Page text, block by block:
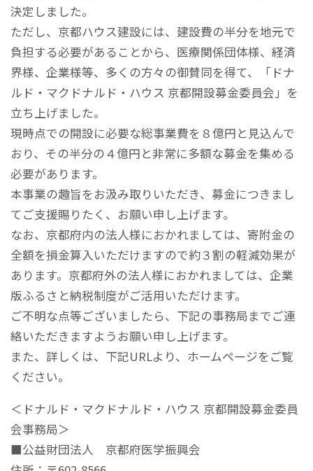
決定しました。
ただし、京都ハウス建設には、建設費の半分を地元で
負担する必要があることから、医療関係団体様、経済
界様、企業様等、多くの方々の御賛同を得て、「ドナ
ルド・マクドナルド・ハウス 京都開設募金委員会」を
立ち上げました。
現時点での開設に必要な総事業費を８億円と見込んで
おり、その半分の４億円と非常に多額な募金を集める
必要があります。
本事業の趣旨をお汲み取りいただき、募金につきまし
てご支援賜りたく、お願い申し上げます。
なお、京都府内の法人様におかれましては、寄附金の
全額を損金算入いただけますので約３割の軽減効果が
あります。京都府外の法人様におかれましては、企業
版ふるさと納税制度がご活用いただけます。
ご不明な点等ございましたら、下記の事務局までご連
絡いただきますようお願い申し上げます。
また、詳しくは、下記URLより、ホームページをご覧
ください。
＜ドナルド・マクドナルド・ハウス 京都開設募金委員
会事務局＞
■公益財団法人 京都府医学振興会